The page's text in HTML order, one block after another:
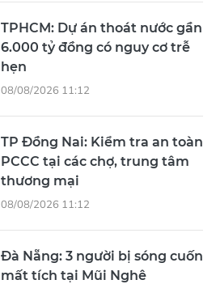
TPHCM: Dự án thoát nước gần
6.000 tỷ đồng có nguy cơ trễ
hẹn
08/08/2026 11:12
TP Đồng Nai: Kiểm tra an toàn
PCCC tại các chợ, trung tâm
thương mại
08/08/2026 11:12
Đà Nẵng: 3 người bị sóng cuốn
mất tích tại Mũi Nghê